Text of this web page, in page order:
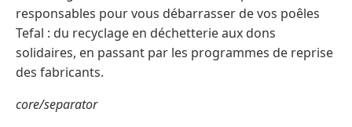
responsables pour vous débarrasser de vos poêles
Tefal : du recyclage en déchetterie aux dons
solidaires, en passant par les programmes de reprise
des fabricants.
core/separator